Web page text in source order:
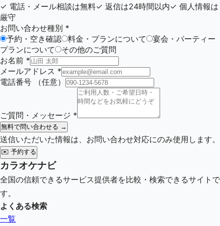
✓ 電話・メール相談は無料✓ 返信は24時間以内✓ 個人情報は
厳守
お問い合わせ種別 *
予約・空き確認
料金・プランについて
宴会・パーティー
プランについて
その他のご質問
お名前 *
メールアドレス *
電話番号
（任意）
ご質問・メッセージ *
無料で問い合わせる →
送信いただいた情報は、お問い合わせ対応にのみ使用します。
✉️ 予約する
カラオケナビ
全国の信頼できるサービス提供者を比較・検索できるサイトで
す。
よくある検索
一覧